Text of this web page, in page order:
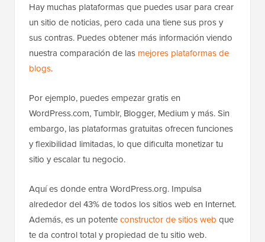
Hay muchas plataformas que puedes usar para crear
un sitio de noticias, pero cada una tiene sus pros y
sus contras. Puedes obtener más información viendo
nuestra comparación de las mejores plataformas de
blogs.
Por ejemplo, puedes empezar gratis en
WordPress.com, Tumblr, Blogger, Medium y más. Sin
embargo, las plataformas gratuitas ofrecen funciones
y flexibilidad limitadas, lo que dificulta monetizar tu
sitio y escalar tu negocio.
Aquí es donde entra WordPress.org. Impulsa
alrededor del 43% de todos los sitios web en Internet.
Además, es un potenteconstructor de sitios web que
te da control total y propiedad de tu sitio web.